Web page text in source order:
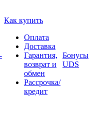
Как купить
Оплата
Доставка
Гарантия,
возврат и
обмен
Рассрочка/
кредит
Бонусы
UDS